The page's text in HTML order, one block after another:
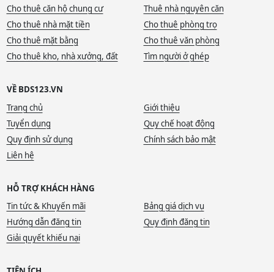
Cho thuê căn hộ chung cư
Thuê nhà nguyên căn
Cho thuê nhà mặt tiền
Cho thuê phòng trọ
Cho thuê mặt bằng
Cho thuê văn phòng
Cho thuê kho, nhà xưởng, đất
Tìm người ở ghép
VỀ BDS123.VN
Trang chủ
Giới thiệu
Tuyển dụng
Quy chế hoạt động
Quy định sử dụng
Chính sách bảo mật
Liên hệ
HỖ TRỢ KHÁCH HÀNG
Tin tức & Khuyến mãi
Bảng giá dịch vụ
Hướng dẫn đăng tin
Quy định đăng tin
Giải quyết khiếu nại